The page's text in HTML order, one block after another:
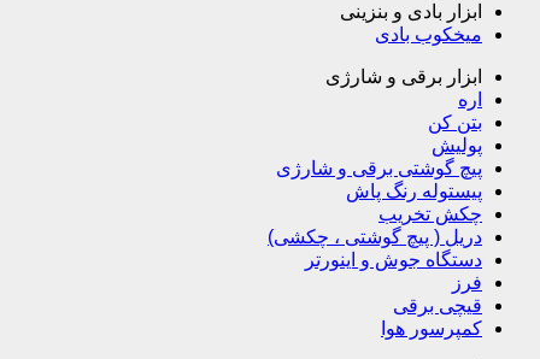
ابزار بادی و بنزینی
میخکوب بادی
ابزار برقی و شارژی
اره
بتن کن
پولیش
پیچ گوشتی برقی و شارژی
پیستوله رنگ پاش
چکش تخریب
دریل ( پیچ گوشتی ، چکشی)
دستگاه جوش و اینورتر
فرز
قیچی برقی
کمپرسور هوا